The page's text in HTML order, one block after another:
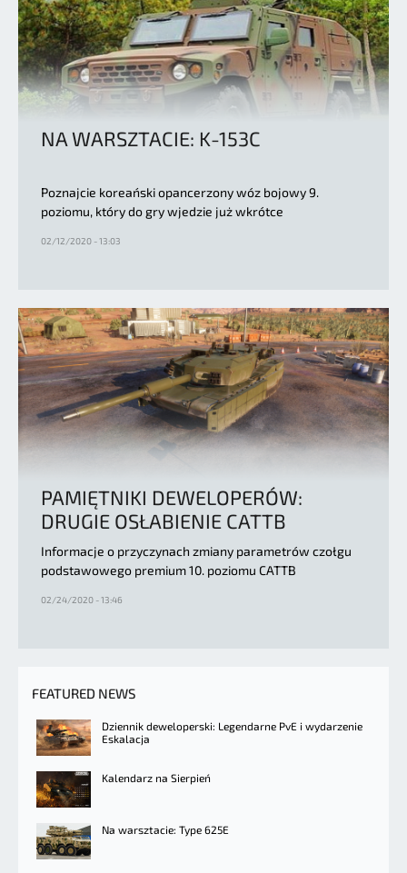
NA WARSZTACIE: K-153C
Poznajcie koreański opancerzony wóz bojowy 9.
poziomu, który do gry wjedzie już wkrótce
02/12/2020 - 13:03
PAMIĘTNIKI DEWELOPERÓW:
DRUGIE OSŁABIENIE CATTB
Informacje o przyczynach zmiany parametrów czołgu
podstawowego premium 10. poziomu CATTB
02/24/2020 - 13:46
FEATURED NEWS
Dziennik deweloperski: Legendarne PvE i wydarzenie
Eskalacja
Kalendarz na Sierpień
Na warsztacie: Type 625E